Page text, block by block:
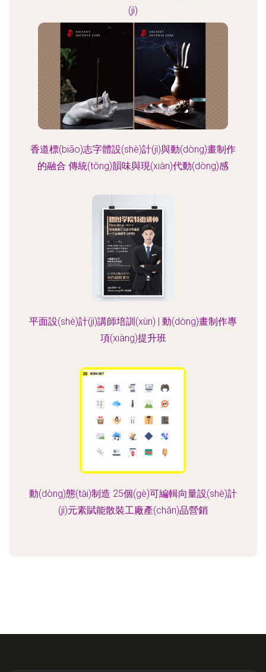
(jì)
香道標(biāo)志字體設(shè)計(jì)與動(dòng)畫制作
的融合 傳統(tǒng)韻味與現(xiàn)代動(dòng)感
平面設(shè)計(jì)講師培訓(xùn) | 動(dòng)畫制作專
項(xiàng)提升班
動(dòng)態(tài)制造 25個(gè)可編輯向量設(shè)計
(jì)元素賦能散裝工廠產(chǎn)品營銷